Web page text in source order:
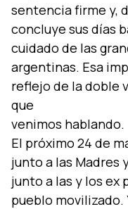
sentencia firme y,
concluye sus días
cuidado de las
argentinas. Esa
reflejo de la doble
que
venimos hablando.
El próximo 24 de
junto a las Madres
junto a las y los ex
pueblo movilizado.